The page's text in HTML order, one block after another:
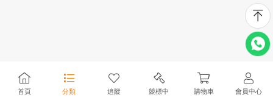
首頁 分類 追蹤 競標中 購物車 會員中心